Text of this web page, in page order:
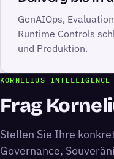
GenAIOps,
Runtime Controls
und Produktion.
KORNELIUS
Frag
Stellen Sie Ihre
Governance,